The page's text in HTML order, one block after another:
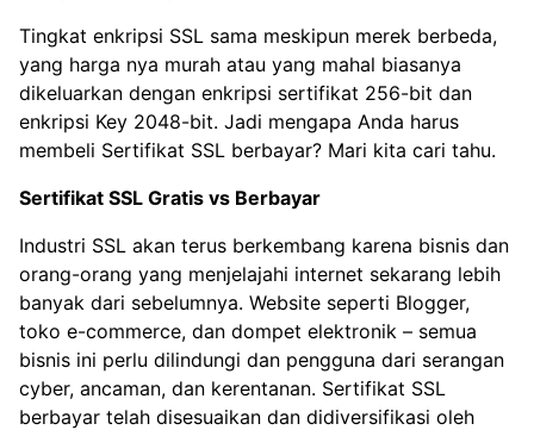
Tingkat enkripsi SSL sama meskipun merek berbeda,
yang harga nya murah atau yang mahal biasanya
dikeluarkan dengan enkripsi sertifikat 256-bit dan
enkripsi Key 2048-bit. Jadi mengapa Anda harus
membeli Sertifikat SSL berbayar? Mari kita cari tahu.
Sertifikat SSL Gratis vs Berbayar
Industri SSL akan terus berkembang karena bisnis dan
orang-orang yang menjelajahi internet sekarang lebih
banyak dari sebelumnya. Website seperti Blogger,
toko e-commerce, dan dompet elektronik – semua
bisnis ini perlu dilindungi dan pengguna dari serangan
cyber, ancaman, dan kerentanan. Sertifikat SSL
berbayar telah disesuaikan dan didiversifikasi oleh